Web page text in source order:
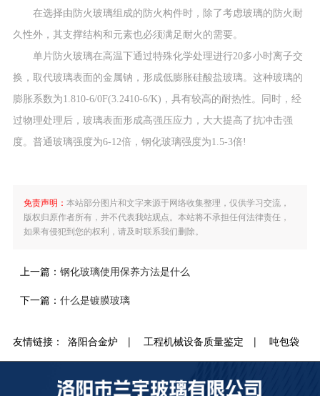
在选择由防火玻璃组成的防火构件时，除了考虑玻璃的防火耐
久性外，其支撑结构和元素也必须满足耐火的需要。
单片防火玻璃在高温下通过特殊化学处理进行20多小时离子交
换，取代玻璃表面的金属钠，形成低膨胀硅酸盐玻璃。这种玻璃的
膨胀系数为1.810-6/0F(3.2410-6/K)，具有较高的耐热性。同时，经
过物理处理后，玻璃表面形成高强压应力，大大提高了抗冲击强
度。普通玻璃强度为6-12倍，钢化玻璃强度为1.5-3倍!
免责声明： 本站部分图片和文字来源于网络收集整理，仅供学习交流，
版权归原作者所有，并不代表我站观点。本站将不承担任何法律责任，
如果有侵犯到您的权利，请及时联系我们删除。
上一篇： 钢化玻璃使用保养方法是什么
下一篇： 什么是镀膜玻璃
友情链接： 洛阳合金炉| 工程机械设备质量鉴定 | 吨包袋